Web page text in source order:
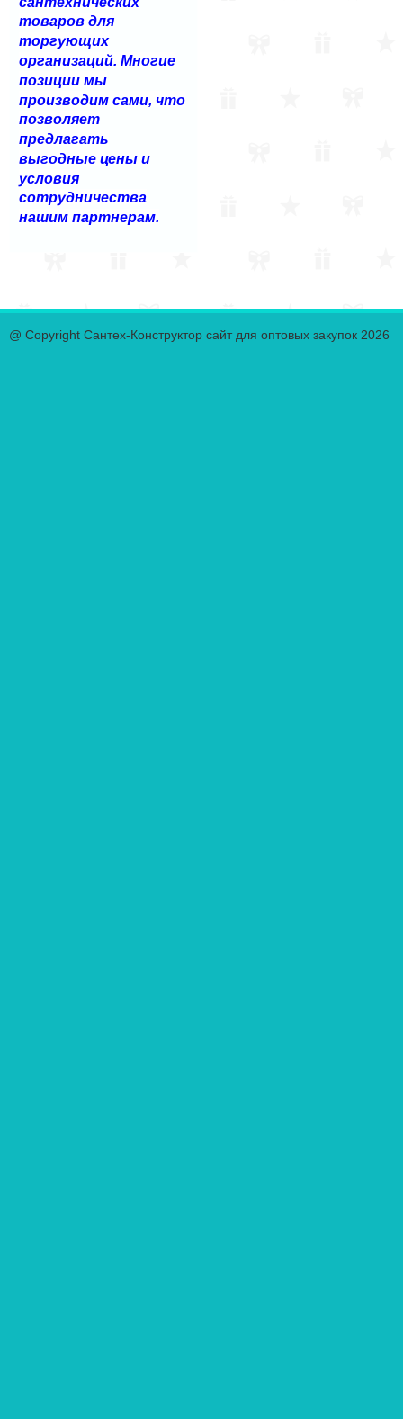
товаров для
торгующих
организаций. Многие
позиции мы
производим сами, что
позволяет
предлагать
выгодные цены и
условия
сотрудничества
нашим партнерам.
@ Copyright Сантех-Конструктор сайт для оптовых закупок 2026